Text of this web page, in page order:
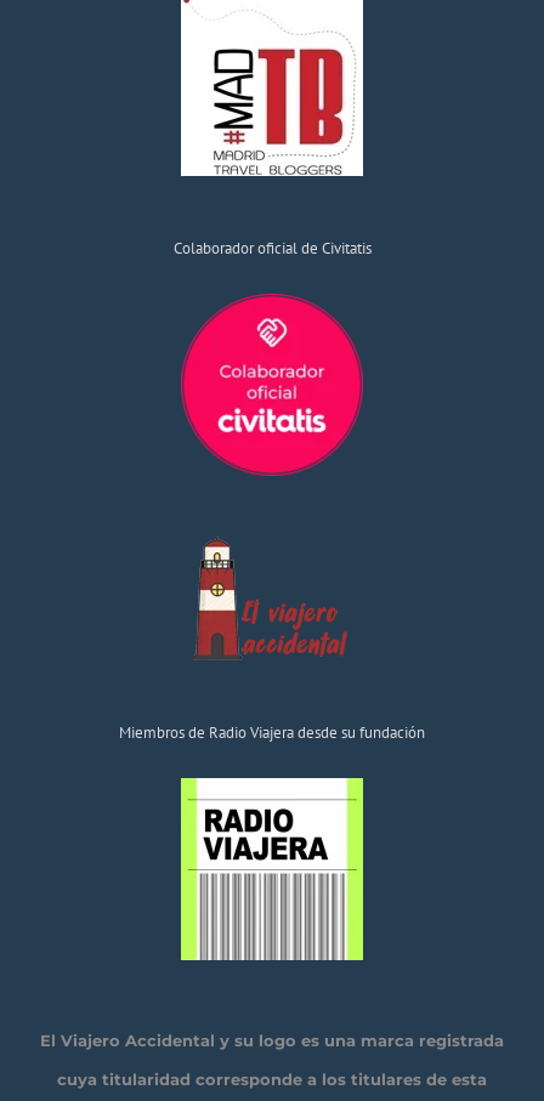
Colaborador oficial de Civitatis
Miembros de Radio Viajera desde su fundación
El Viajero Accidental y su logo es una marca registrada
cuya titularidad corresponde a los titulares de esta